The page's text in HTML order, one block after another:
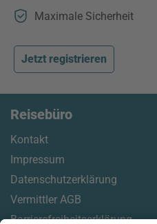
Maximale Sicherheit
Jetzt registrieren
Reisebüro
Kontakt
Impressum
Datenschutzerklärung
Vermittler AGB
Barrierefreiheitserklärung